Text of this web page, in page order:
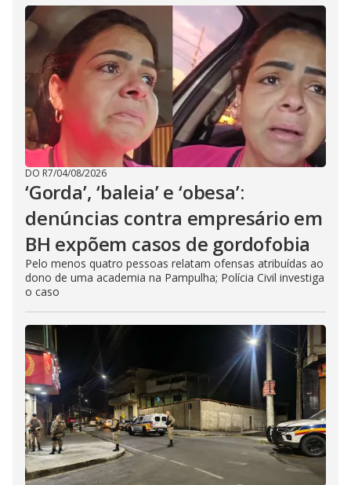
DO R7/04/08/2026
‘Gorda’, ‘baleia’ e ‘obesa’:
denúncias contra empresário em
BH expõem casos de gordofobia
Pelo menos quatro pessoas relatam ofensas atribuídas ao
dono de uma academia na Pampulha; Polícia Civil investiga
o caso